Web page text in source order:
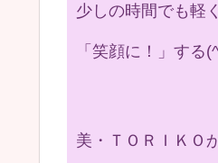
少しの時間でも軽
「笑顔に！」する(^
美・ＴＯＲＩＫＯ